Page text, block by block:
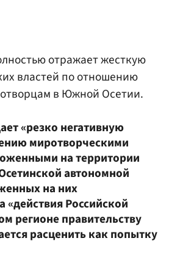
отражает жесткую
властей по отношению
в Южной Осетии.
«резко негативную
миротворческими
на территории
автономной
на них
«действия Российской
регионе правительству
расценить как попытку